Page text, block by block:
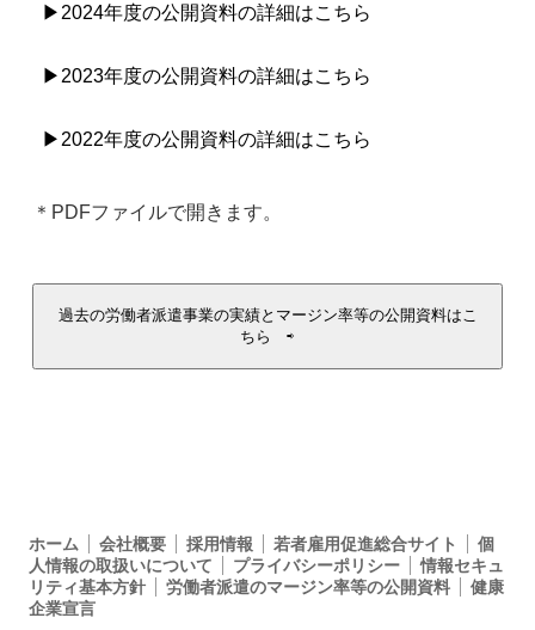
▶2024年度の公開資料の詳細はこちら
▶2023年度の公開資料の詳細はこちら
▶2022年度の公開資料の詳細はこちら
＊PDFファイルで開きます。
過去の労働者派遣事業の実績とマージン率等の公開資料はこ
ちら ⇨
ホーム 会社概要 採用情報 若者雇用促進総合サイト
個
人情報の取扱いについて
プライバシーポリシー
情報セキュ
リティ基本方針
労働者派遣のマージン率等の公開資料
健康
企業宣言